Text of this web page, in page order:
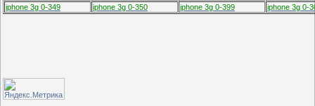
iphone 3g 0-349
iphone 3g 0-350 iphone 3g 0-399 iphone 3g 0-